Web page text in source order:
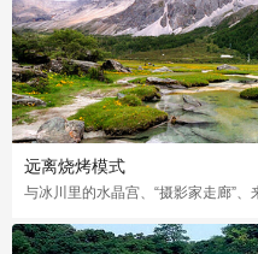
远离烧烤模式